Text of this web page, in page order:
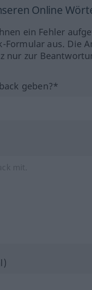
Online
ein Fehler
Formular aus. Die
nur zur
geben?*